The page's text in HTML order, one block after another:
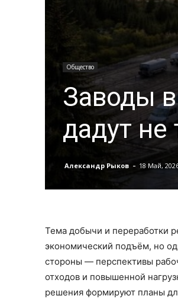
Общество
Заводы
дадут не
Александр Рыков - 18 Май,
Тема добычи и переработки
экономический подъём, но
стороны — перспективы
отходов и повышенной
решения формируют планы